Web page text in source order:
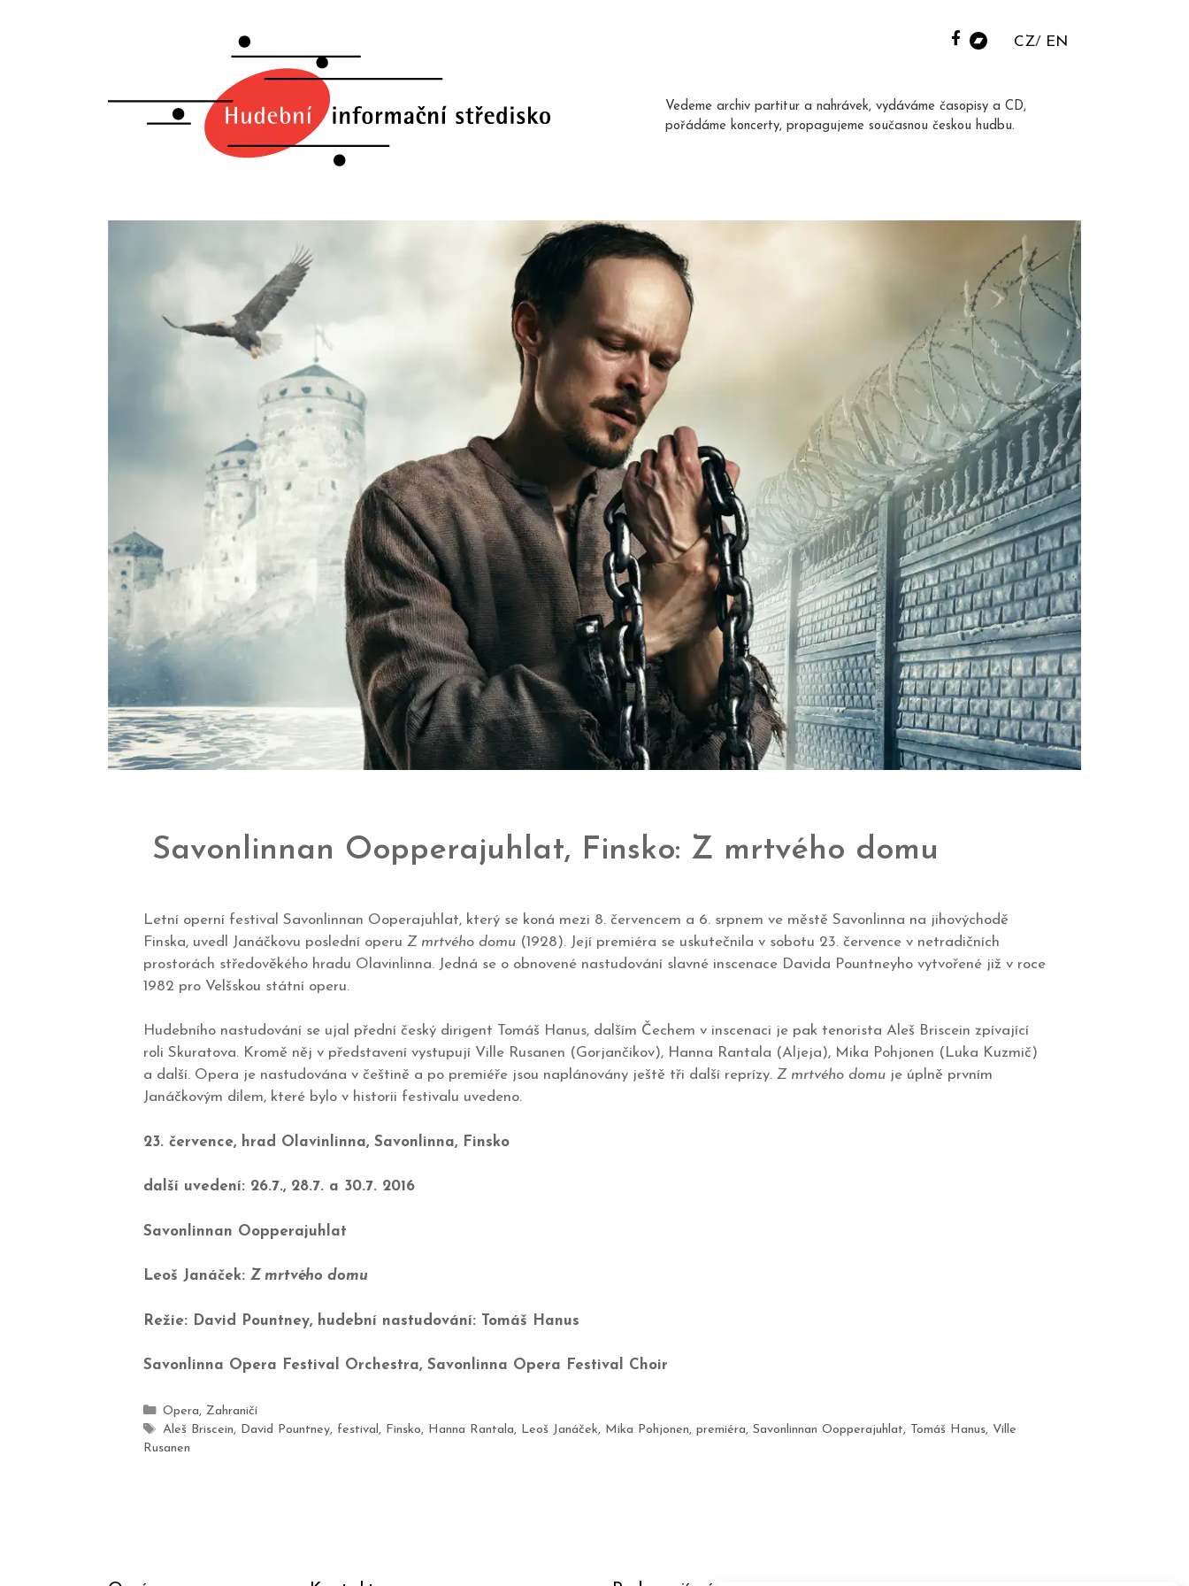
CZ EN
Vedeme archiv partitur a nahrávek, vydáváme časopisy a CD,
pořádáme koncerty, propagujeme současnou českou hudbu.
Savonlinnan Oopperajuhlat, Finsko: Z mrtvého domu
Letní operní festival Savonlinnan Ooperajuhlat, který se koná mezi 8. červencem a 6. srpnem ve městě Savonlinna na jihovýchodě
Finska, uvedl Janáčkovu poslední operu Z mrtvého domu (1928). Její premiéra se uskutečnila v sobotu 23. července v netradičních
prostorách středověkého hradu Olavinlinna. Jedná se o obnovené nastudování slavné inscenace Davida Pountneyho vytvořené již v roce
1982 pro Velšskou státní operu.
Hudebního nastudování se ujal přední český dirigent Tomáš Hanus, dalším Čechem v inscenaci je pak tenorista Aleš Briscein zpívající
roli Skuratova. Kromě něj v představení vystupují Ville Rusanen (Gorjančikov), Hanna Rantala (Aljeja), Mika Pohjonen (Luka Kuzmič)
a další. Opera je nastudována v češtině a po premiéře jsou naplánovány ještě tři další reprízy. Z mrtvého domu je úplně prvním
Janáčkovým dílem, které bylo v historii festivalu uvedeno.
23. července, hrad Olavinlinna, Savonlinna, Finsko
další uvedení: 26.7., 28.7. a 30.7. 2016
Savonlinnan Oopperajuhlat
Leoš Janáček: Z mrtvého domu
Režie: David Pountney, hudební nastudování: Tomáš Hanus
Savonlinna Opera Festival Orchestra, Savonlinna Opera Festival Choir
Opera, Zahraničí
Aleš Briscein, David Pountney, festival , Finsko, Hanna Rantala, Leoš Janáček, Mika Pohjonen, premiéra, Savonlinnan Oopperajuhlat, Tomáš Hanus, Ville
Rusanen